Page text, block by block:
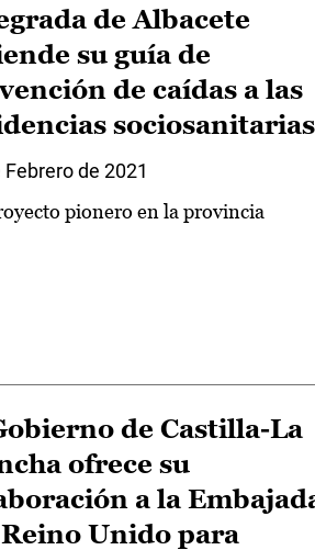
de Albacete
su guía de
de caídas a las
sociosanitarias
Febrero de 2021
pionero en la provincia
de Castilla-La
ofrece su
a la
Unido para